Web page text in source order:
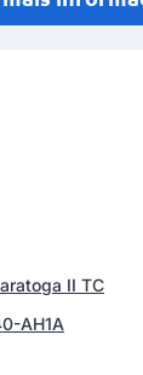
II TC
AH1A